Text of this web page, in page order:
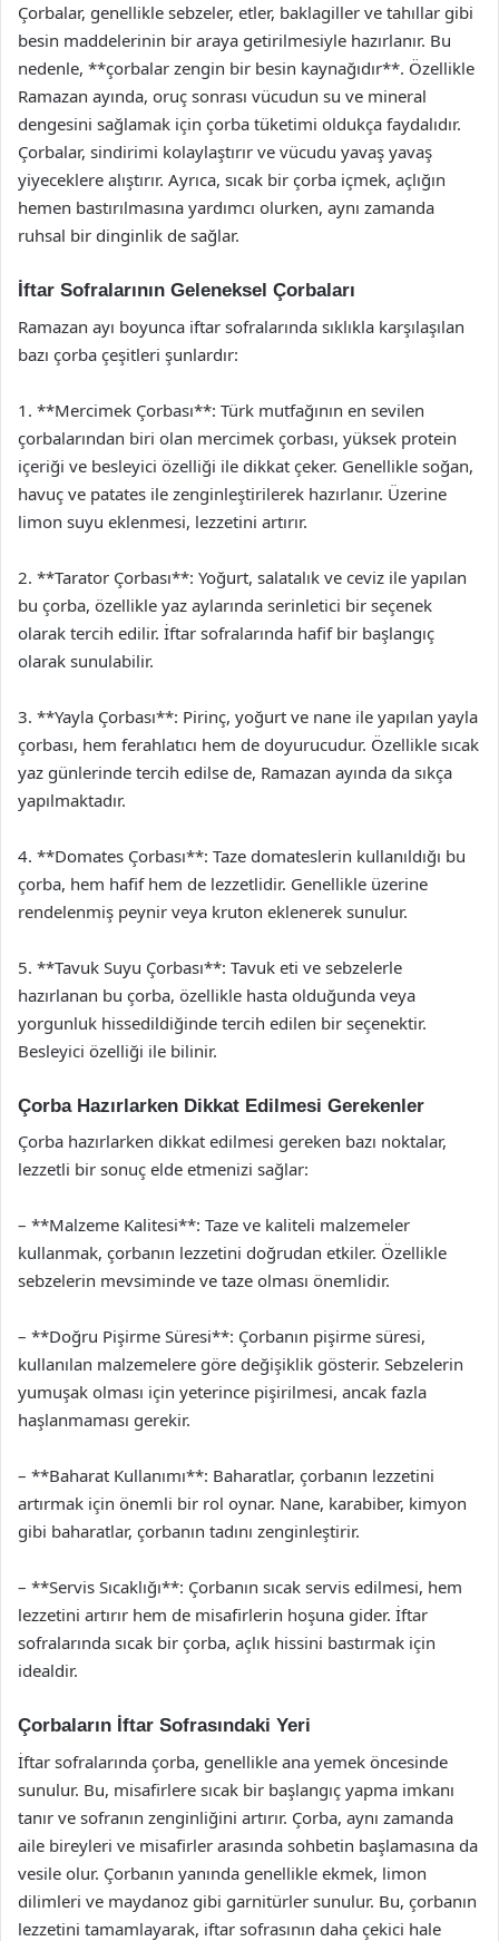
Çorbalar, genellikle sebzeler, etler, baklagiller ve tahıllar gibi
besin maddelerinin bir araya getirilmesiyle hazırlanır. Bu
nedenle, **çorbalar zengin bir besin kaynağıdır**. Özellikle
Ramazan ayında, oruç sonrası vücudun su ve mineral
dengesini sağlamak için çorba tüketimi oldukça faydalıdır.
Çorbalar, sindirimi kolaylaştırır ve vücudu yavaş yavaş
yiyeceklere alıştırır. Ayrıca, sıcak bir çorba içmek, açlığın
hemen bastırılmasına yardımcı olurken, aynı zamanda
ruhsal bir dinginlik de sağlar.
İftar Sofralarının Geleneksel Çorbaları
Ramazan ayı boyunca iftar sofralarında sıklıkla karşılaşılan
bazı çorba çeşitleri şunlardır:
1. **Mercimek Çorbası**: Türk mutfağının en sevilen
çorbalarından biri olan mercimek çorbası, yüksek protein
içeriği ve besleyici özelliği ile dikkat çeker. Genellikle soğan,
havuç ve patates ile zenginleştirilerek hazırlanır. Üzerine
limon suyu eklenmesi, lezzetini artırır.
2. **Tarator Çorbası**: Yoğurt, salatalık ve ceviz ile yapılan
bu çorba, özellikle yaz aylarında serinletici bir seçenek
olarak tercih edilir. İftar sofralarında hafif bir başlangıç
olarak sunulabilir.
3. **Yayla Çorbası**: Pirinç, yoğurt ve nane ile yapılan yayla
çorbası, hem ferahlatıcı hem de doyurucudur. Özellikle sıcak
yaz günlerinde tercih edilse de, Ramazan ayında da sıkça
yapılmaktadır.
4. **Domates Çorbası**: Taze domateslerin kullanıldığı bu
çorba, hem hafif hem de lezzetlidir. Genellikle üzerine
rendelenmiş peynir veya kruton eklenerek sunulur.
5. **Tavuk Suyu Çorbası**: Tavuk eti ve sebzelerle
hazırlanan bu çorba, özellikle hasta olduğunda veya
yorgunluk hissedildiğinde tercih edilen bir seçenektir.
Besleyici özelliği ile bilinir.
Çorba Hazırlarken Dikkat Edilmesi Gerekenler
Çorba hazırlarken dikkat edilmesi gereken bazı noktalar,
lezzetli bir sonuç elde etmenizi sağlar:
– **Malzeme Kalitesi**: Taze ve kaliteli malzemeler
kullanmak, çorbanın lezzetini doğrudan etkiler. Özellikle
sebzelerin mevsiminde ve taze olması önemlidir.
– **Doğru Pişirme Süresi**: Çorbanın pişirme süresi,
kullanılan malzemelere göre değişiklik gösterir. Sebzelerin
yumuşak olması için yeterince pişirilmesi, ancak fazla
haşlanmaması gerekir.
– **Baharat Kullanımı**: Baharatlar, çorbanın lezzetini
artırmak için önemli bir rol oynar. Nane, karabiber, kimyon
gibi baharatlar, çorbanın tadını zenginleştirir.
– **Servis Sıcaklığı**: Çorbanın sıcak servis edilmesi, hem
lezzetini artırır hem de misafirlerin hoşuna gider. İftar
sofralarında sıcak bir çorba, açlık hissini bastırmak için
idealdir.
Çorbaların İftar Sofrasındaki Yeri
İftar sofralarında çorba, genellikle ana yemek öncesinde
sunulur. Bu, misafirlere sıcak bir başlangıç yapma imkanı
tanır ve sofranın zenginliğini artırır. Çorba, aynı zamanda
aile bireyleri ve misafirler arasında sohbetin başlamasına da
vesile olur. Çorbanın yanında genellikle ekmek, limon
dilimleri ve maydanoz gibi garnitürler sunulur. Bu, çorbanın
lezzetini tamamlayarak, iftar sofrasının daha çekici hale